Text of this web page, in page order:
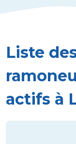
Liste
actifs à